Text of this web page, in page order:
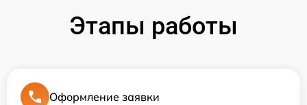
Этапы работы
Оформление заявки